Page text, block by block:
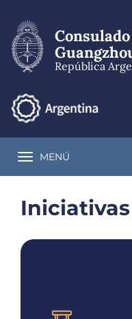
contenido
principal
República
Toggle navigation
MENÚ
Iniciativas